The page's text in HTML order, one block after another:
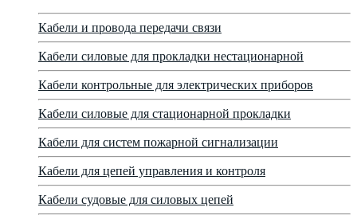
Кабели и провода передачи связи
Кабели силовые для прокладки нестационарной
Кабели контрольные для электрических приборов
Кабели силовые для стационарной прокладки
Кабели для систем пожарной сигнализации
Кабели для цепей управления и контроля
Кабели судовые для силовых цепей